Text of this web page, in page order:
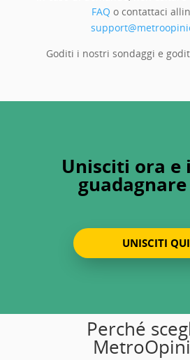
FAQ o contattaci
Goditi i nostri sondaggi e
Unisciti ora e
UNISCITI QUI
Perché